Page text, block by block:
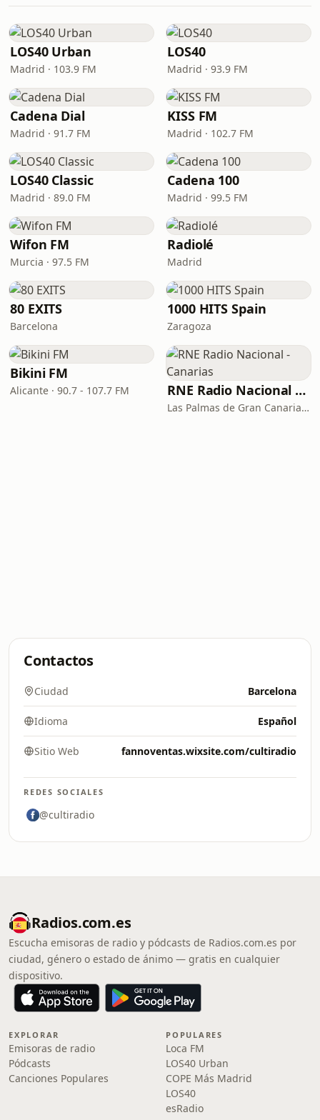
LOS40 Urban
Madrid · 103.9 FM
LOS40
Madrid · 93.9 FM
Cadena Dial
Madrid · 91.7 FM
KISS FM
Madrid · 102.7 FM
LOS40 Classic
Madrid · 89.0 FM
Cadena 100
Madrid · 99.5 FM
Wifon FM
Murcia · 97.5 FM
Radiolé
Madrid
80 EXITS
Barcelona
1000 HITS Spain
Zaragoza
Bikini FM
Alicante · 90.7 - 107.7 FM RNE Radio Nacional - Canarias
Las Palmas de Gran Canaria · 92.8 FM
Contactos
Ciudad Barcelona
Idioma Español
Sitio Web fannoventas.wixsite.com/cultiradio
REDES SOCIALES
@cultiradio
Radios.com.es
Escucha emisoras de radio y pódcasts de Radios.com.es por
ciudad, género o estado de ánimo — gratis en cualquier
dispositivo.
EXPLORAR
Emisoras de radio
Pódcasts
Canciones Populares
POPULARES
Loca FM
LOS40 Urban
COPE Más Madrid
LOS40
esRadio